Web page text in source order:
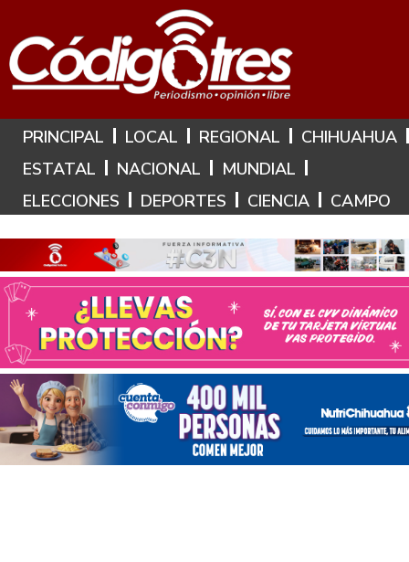
Hoy es: 7 de Agosto de 2026
PRINCIPAL LOCAL REGIONAL
CHIHUAHUA
ESTATAL
NACIONAL
MUNDIAL
ELECCIONES
DEPORTES CIENCIA CAMPO